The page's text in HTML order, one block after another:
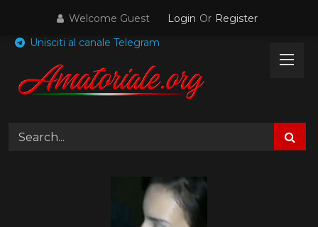
content
Welcome Guest Login Or Register
Unisciti al canale Telegram